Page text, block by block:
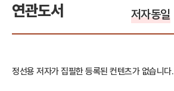
연관도서 저자동일
정선용 저자가 집필한 등록된 컨텐츠가 없습니다.